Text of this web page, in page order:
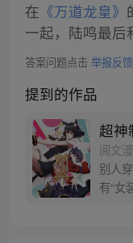
在 《万道龙皇》
一起，陆鸣最后
答案问题点击 举报反馈
提到的作品
超神
阅文
别人
有“女